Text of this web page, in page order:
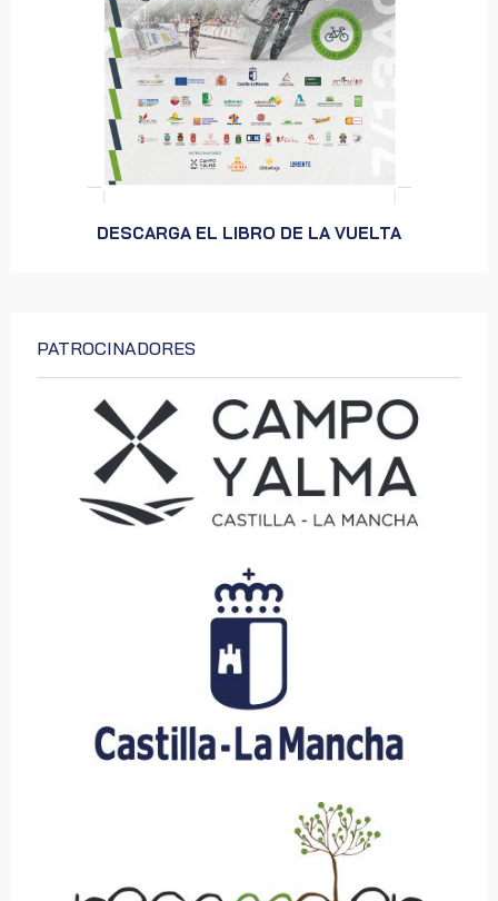
DESCARGA EL LIBRO DE LA VUELTA
PATROCINADORES